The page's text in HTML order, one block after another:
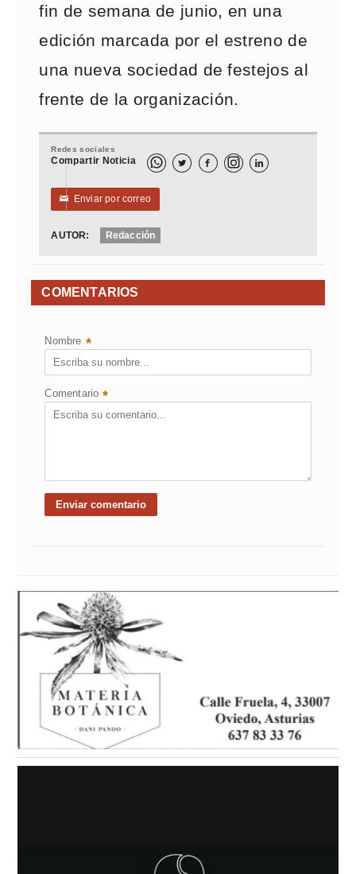
fin de semana de junio, en una
edición marcada por el estreno de
una nueva sociedad de festejos al
frente de la organización.
Redes sociales
Compartir Noticia   
✉ Enviar por correo
AUTOR: Redacción
COMENTARIOS
Nombre *
Comentario *